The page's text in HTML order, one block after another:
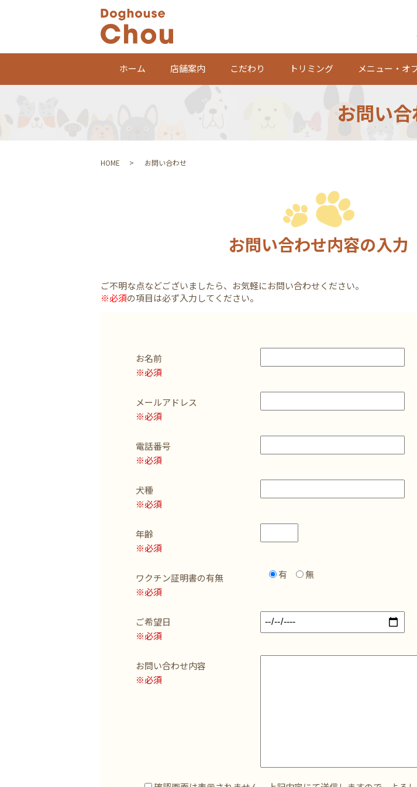
ホーム 店舗案内 こだわり トリミング メニュー・オ
お問い
HOME お問い合わせ
お問い合わせ内容の入力
ご不明な点などございましたら、お気軽にお問い合わせください。
※必須の項目は必ず入力してください。
お名前
※必須
メールアドレス
※必須
電話番号
※必須
犬種
※必須
年齢
※必須
ワクチン証明書の有無
※必須
有 無
ご希望日
※必須
お問い合わせ内容
※必須